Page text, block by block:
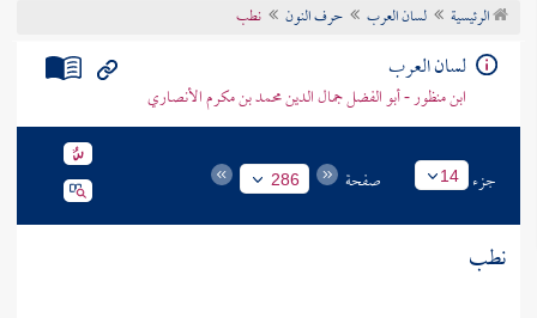
تراجم الأعلام
الرئيسية لسان العرب حرف النون نطب
لسان العرب
ابن منظور - أبو الفضل جمال الدين محمد بن مكرم الأنصاري
جزء 14 صفحة 286
نطب